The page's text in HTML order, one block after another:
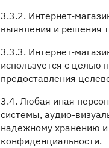
3.3.2. Интернет-
выявления и решения
3.3.3. Интернет-
используется с целью
предоставления
3.4. Любая иная
системы, аудио-
надежному хранению
конфиденциальности.